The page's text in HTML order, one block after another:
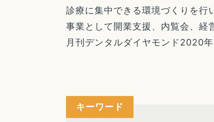
診療に集中できる環境づくりを行
事業として開業支援、内覧会、経
月刊デンタルダイヤモンド2020年
キーワード